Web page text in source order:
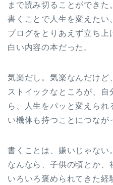
まで読み切ることができた。
書くことで人生を変えたい
ブログをとりあえず立ち上
白い内容の本だった。
気楽だし。気楽なんだけど
ストイックなところが、自
ら、人生をパッと変えられ
い機体も持つことにつなが
書くことは、嫌いじゃない。
なんなら、子供の頃とか、
いろいろ褒められてきた経